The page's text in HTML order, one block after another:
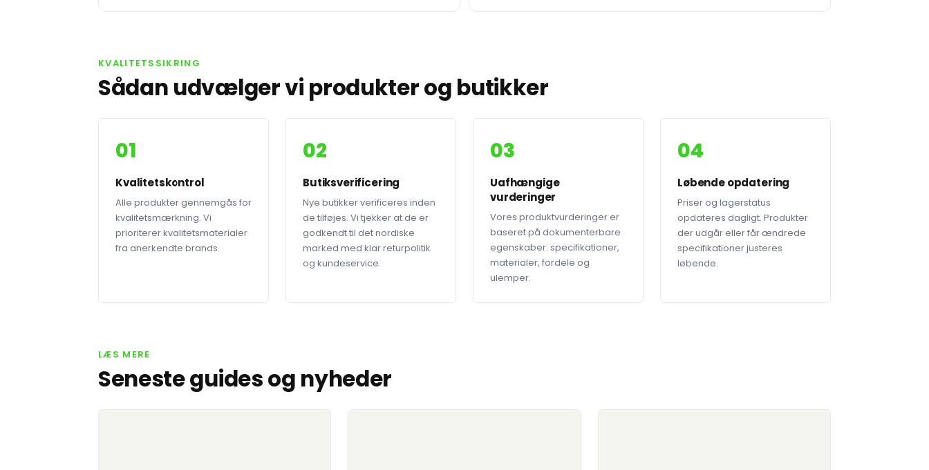
KVALITETSSIKRING
Sådan udvælger vi produkter og butikker
01
Kvalitetskontrol
Alle produkter gennemgås for
kvalitetsmærkning. Vi
prioriterer kvalitetsmaterialer
fra anerkendte brands.
02
Butiksverificering
Nye butikker verificeres inden
de tilføjes. Vi tjekker at de er
godkendt til det nordiske
marked med klar returpolitik
og kundeservice.
03
Uafhængige
vurderinger
Vores produktvurderinger er
baseret på dokumenterbare
egenskaber: specifikationer,
materialer, fordele og
ulemper.
04
Løbende opdatering
Priser og lagerstatus
opdateres dagligt. Produkter
der udgår eller får ændrede
specifikationer justeres
løbende.
LÆS MERE
Seneste guides og nyheder